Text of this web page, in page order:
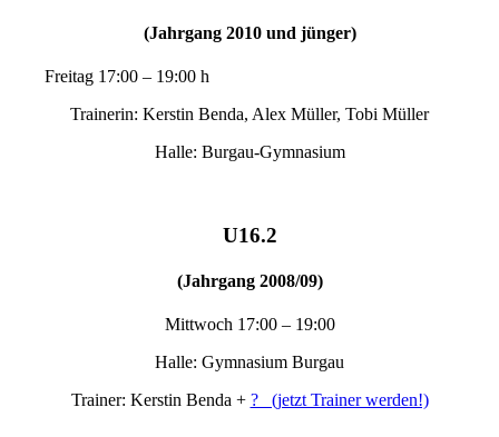
(Jahrgang 2010 und jünger)
Freitag 17:00 – 19:00 h
Trainerin: Kerstin Benda, Alex Müller, Tobi Müller
Halle: Burgau-Gymnasium
U16.2
(Jahrgang 2008/09)
Mittwoch 17:00 – 19:00
Halle: Gymnasium Burgau
Trainer: Kerstin Benda + ? (jetzt Trainer werden!)